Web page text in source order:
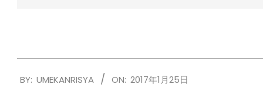
01-
BY: UMEKANRISYA ON: 2017年1月25日